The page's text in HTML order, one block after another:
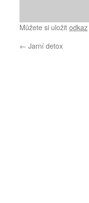
Můžete si uložitodkaz
← Jarní detox